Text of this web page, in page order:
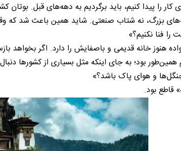
کار را پیدا کنیم، باید برگردیم به دهه‌های قبل.
بزرگ، نه شتاب صنعتی. شاید همین باعث شد که
را فنا نکنیم؟»
هنوز خانه قدیمی و باصفایش را دارد. اگر بخواهد
بود؛ به جای اینکه مثل بسیاری از کشورها
و هوای پاک باشد؟»
قاطع بود.